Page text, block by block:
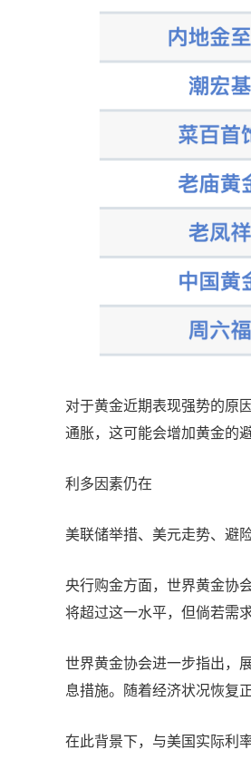
对于黄金近期表现强势的原
通胀，这可能会增加黄金的
利多因素仍在
美联储举措、美元走势、避
央行购金方面，世界黄金协
将超过这一水平，但倘若需
世界黄金协会进一步指出，
息措施。随着经济状况恢复
在此背景下，与美国实际利